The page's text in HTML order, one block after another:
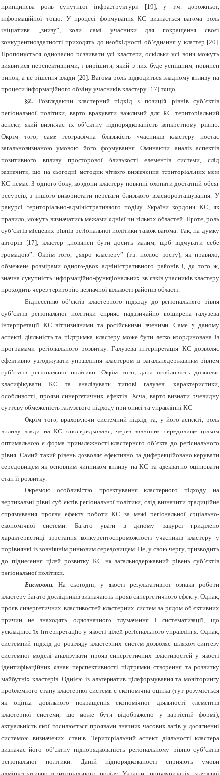
принципова роль супутньої інфраструктури [19], у т.ч. дорожньої,
інформаційної тощо. У процесі формування КС визнається вагома роль
ініціативи „знизу”, коли самі учасники для покращення своєї
конкурентноздатності приходять до необхідності об’єднання у кластер [20].
Пропонується одночасно розвивати усі кластери, оскільки усі вони можуть
виявитися перспективними, і вирішити, який з них буде успішним, повинен
ринок, а не рішення влади [20]. Вагома роль відводиться владному впливу на
процеси інформаційного обміну учасників кластеру [17] тощо.
§2. Розглядаючи кластерний підхід з позицій рівнів суб’єктів
регіональної політики, варто врахувати важливий для КС територіальний
аспект, який визначає їх об’єктну підпорядкованість конкретному рівню.
Окрім того, саме географічна близькість учасників кластеру постає
загальновизнаною умовою його формування. Оминаючи аналіз аспектів
позитивного впливу просторової близькості елементів системи, слід
зазначити, що на сьогодні методик чіткого визначення територіальних меж
КС немає. З одного боку, кордони кластеру повинні охопити достатній обсяг
ресурсів, з іншого використати переваги близького взаєморозташування. У
ракурсі територіально-адміністративного поділу України кордони КС, як
правило, можуть визначатись межами однієї чи кількох областей. Проте, роль
суб’єктів місцевих рівнів регіональної політики також вагома. Так, на думку
авторів [17], кластер „повинен бути досить малим, щоб відчувати себе
громадою”. Окрім того, „ядро кластеру” (т.з. полюс росту), як правило,
обмежене розмірами одного-двох адміністративного районів і, до того ж,
значна сукупність інформаційно-функціональних зв’язків учасників кластеру
проходить через територію незначної кількості районів області.
Віднесенню об’єктів кластерного підходу до регіонального рівня
суб’єктів регіональної політики сприяє надзвичайно поширена галузева
інтерпретації КС вітчизняними та російськими вченими. Саме у даному
аспекті діяльність та підтримка кластеру може бути легко координована із
програмами регіонального розвитку. Галузева інтерпретація КС дозволяє
ефективно узгоджувати управління кластером із загальнодержавним рівнем
суб’єктів регіональної політики. Окрім того, дана особливість дозволяє
класифікувати КС та аналізувати типові галузеві характеристики,
особливості, прояви синергетичних ефектів. Хоча, варто визнати очевидну
суттєву обмеженість галузевого підходу при описі та управлінні КС.
Окрім того, враховуючи системний підхід та, у його аспекті, роль
впливу влади на КС опосередковано, через зовнішнє середовище цілком
оптимальною є форма приналежності кластерного об’єкта до регіонального
рівня. Самий такий рівень дозволяє ефективно та диференційовано керувати
середовищем як основним чинником впливу на КС та адекватно оцінювати
стан її розвитку.
Окремою особливістю проектування кластерного підходу на
вертикальні рівні суб’єктів регіональної політики, слід визначити традиційне
спрямування прояву ефекту роботи КС за межі регіональної соціально-
економічної системи. Багато уваги в даному ракурсі приділено
характеристиці зростання конкурентоспроможності учасників кластеру у
порівнянні із зовнішнім ринковим середовищем. Це, у свою чергу, призводить
до піднесення цілей розвитку КС на загальнодержавний рівень суб’єктів
регіональної політики.
Висновки.
На сьогодні, у якості результативної ознаки роботи
кластеру багато дослідників визначають прояв синергетичного ефекту. Однак,
прояв синергетичних властивостей кластерних систем за рядом об’єктивних
причин не знаходять однозначного тлумачення і систематизації, що
ускладнює їх інтерпретацію у якості цілей регіонального управління. Однак,
системний підхід до розгляду кластерних систем дозволяє шляхом синтезу
системної моделі аналізувати прояв синергетичних властивостей у якості
ідентифікаційних ознак перспективності підтримки створення та розвитку
майбутніх кластерів. Однією із альтернатив цілеформування та моніторингу
проблемного стану кластерної системи є економічна оцінка (тут розуміється
як оцінка довільного покращення економічної діяльності елементів
кластерної системи, що може бути відображено у вартісній формі),
актуальність якої посилюється проявами значних часових лагів у досягненні
системою визначених станів. Територіальний аспект діяльності кластера
визначає його об’єктну підпорядкованість регіональному рівню суб’єктів
регіональної політики. Даній підпорядкованості сприяють умови
адміністративно-територіального поділу України, популяризація галузевої